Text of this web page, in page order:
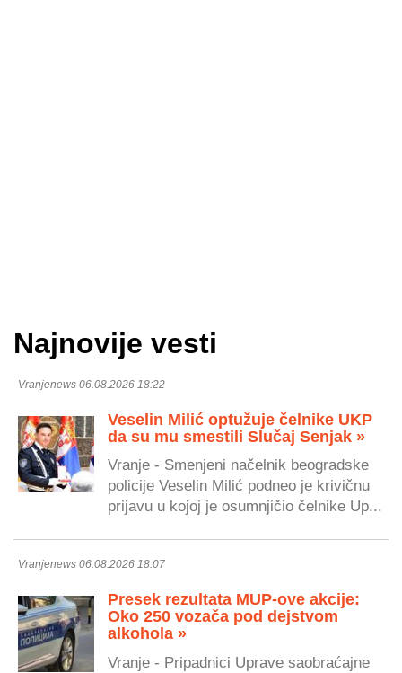
Najnovije vesti
Vranjenews 06.08.2026 18:22
Veselin Milić optužuje čelnike UKP
da su mu smestili Slučaj Senjak »
Vranje - Smenjeni načelnik beogradske
policije Veselin Milić podneo je krivičnu
prijavu u kojoj je osumnjičio čelnike Up...
Vranjenews 06.08.2026 18:07
Presek rezultata MUP-ove akcije:
Oko 250 vozača pod dejstvom
alkohola »
Vranje - Pripadnici Uprave saobraćajne